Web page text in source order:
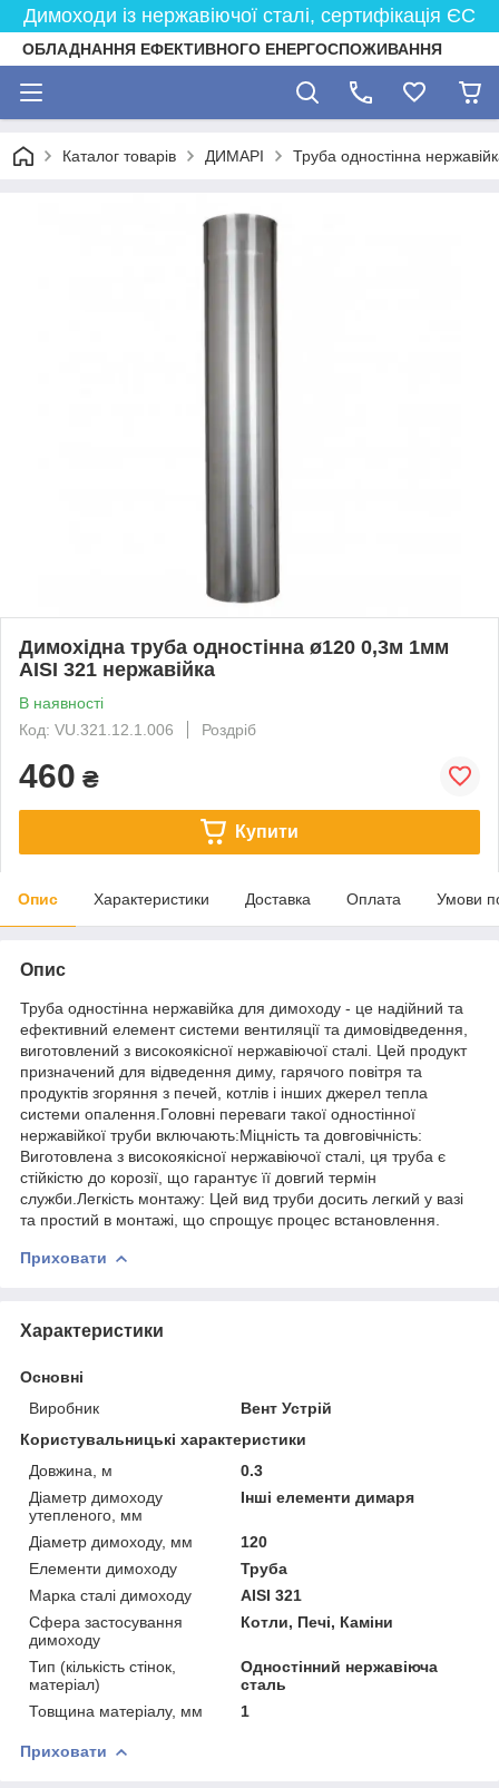
Димоходи із нержавіючої сталі, сертифікація ЄС
ОБЛАДНАННЯ ЕФЕКТИВНОГО ЕНЕРГОСПОЖИВАННЯ
Каталог товарів ДИМАРІ Труба одностінна
Димохідна труба одностінна ø120 0,3м 1мм
AISI 321 нержавійка
В наявності
Код: VU.321.12.1.006
Роздріб
460 ₴
Купити
Опис Характеристики Доставка Оплата Умови
Опис
Труба одностінна нержавійка для димоходу - це надійний та
ефективний елемент системи вентиляції та димовідведення,
виготовлений з високоякісної нержавіючої сталі. Цей продукт
призначений для відведення диму, гарячого повітря та
продуктів згоряння з печей, котлів і інших джерел тепла
системи опалення.Головні переваги такої одностінної
нержавійкої труби включають:Міцність та довговічність:
Виготовлена з високоякісної нержавіючої сталі, ця труба є
стійкістю до корозії, що гарантує її довгий термін
служби.Легкість монтажу: Цей вид труби досить легкий у вазі
та простий в монтажі, що спрощує процес встановлення.
Приховати
Характеристики
Основні
Виробник
Вент Устрій
Користувальницькі характеристики
Довжина, м
0.3
Діаметр димоходу
утепленого, мм
Інші елементи димаря
Діаметр димоходу, мм
120
Елементи димоходу
Труба
Марка сталі димоходу
AISI 321
Сфера застосування
димоходу
Котли, Печі, Каміни
Тип (кількість стінок,
матеріал)
Одностінний нержавіюча
сталь
Товщина матеріалу, мм
1
Приховати